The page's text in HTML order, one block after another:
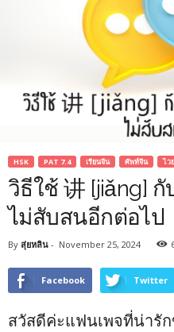
HSK PAT 7.4 เรียนจีน ศัพท์จีน ไว
วิธีใช้ 讲 [jiǎng] กั
ไม่สับสนอีกต่อไป
By สุ่ยหลิน - November 25, 2024
Facebook Twitter
สวัสดีค่ะแฟนเพจที่น่ารั